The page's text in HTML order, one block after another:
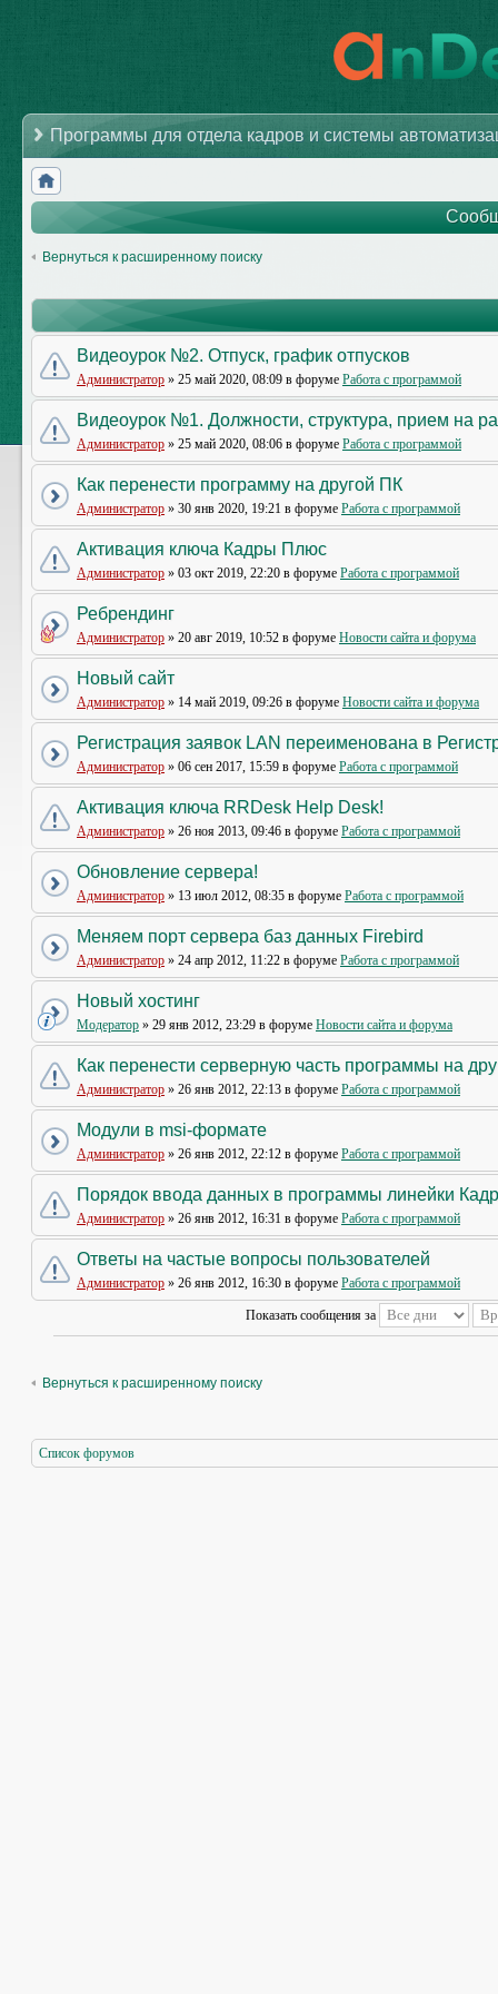
Программы для отдела кадров и системы
Вернуться к расширенному поиску
Видеоурок №2. Отпуск, график отпусков
Администратор » 25 май 2020, 08:09 в форуме Работа с программой
Видеоурок №1. Должности, структура, прием на
Администратор » 25 май 2020, 08:06 в форуме Работа с программой
Как перенести программу на другой ПК
Администратор » 30 янв 2020, 19:21 в форуме Работа с программой
Активация ключа Кадры Плюс
Администратор » 03 окт 2019, 22:20 в форуме Работа с программой
Ребрендинг
Администратор » 20 авг 2019, 10:52 в форуме Новости сайта и форума
Новый сайт
Администратор » 14 май 2019, 09:26 в форуме Новости сайта и форума
Регистрация заявок LAN переименована в
Администратор » 06 сен 2017, 15:59 в форуме Работа с программой
Активация ключа RRDesk Help Desk!
Администратор » 26 ноя 2013, 09:46 в форуме Работа с программой
Обновление сервера!
Администратор » 13 июл 2012, 08:35 в форуме Работа с программой
Меняем порт сервера баз данных Firebird
Администратор » 24 апр 2012, 11:22 в форуме Работа с программой
Новый хостинг
Модератор » 29 янв 2012, 23:29 в форуме Новости сайта и форума
Как перенести серверную часть программы на
Администратор » 26 янв 2012, 22:13 в форуме Работа с программой
Модули в msi-формате
Администратор » 26 янв 2012, 22:12 в форуме Работа с программой
Порядок ввода данных в программы линейки
Администратор » 26 янв 2012, 16:31 в форуме Работа с программой
Ответы на частые вопросы пользователей
Администратор » 26 янв 2012, 16:30 в форуме Работа с программой
Показать сообщения за
Вернуться к расширенному поиску
Список форумов